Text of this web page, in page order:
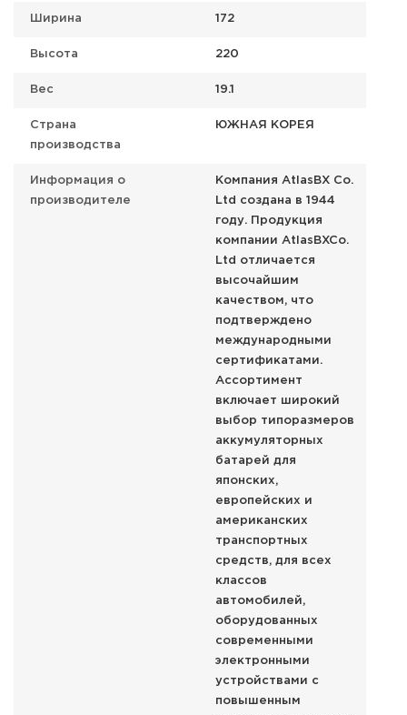
Ширина 172
Высота 220
Вес 19.1
Страна
производства
ЮЖНАЯ КОРЕЯ
Информация о
производителе
Компания AtlasBX Co.
Ltd создана в 1944
году. Продукция
компании AtlasBXCo.
Ltd отличается
высочайшим
качеством, что
подтверждено
международными
сертификатами.
Ассортимент
включает широкий
выбор типоразмеров
аккумуляторных
батарей для
японских,
европейских и
американских
транспортных
средств, для всех
классов
автомобилей,
оборудованных
современными
электронными
устройствами с
повышенным